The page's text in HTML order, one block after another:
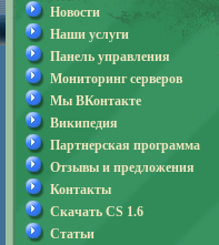
Новости
Наши услуги
Панель управления
Мониторинг серверов
Мы ВКонтакте
Википедия
Партнерская программа
Отзывы и предложения
Контакты
Скачать CS 1.6
Статьи